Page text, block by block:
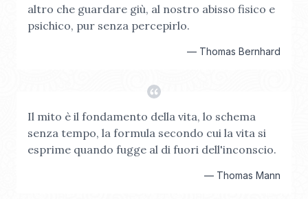
altro che guardare giù, al nostro abisso fisico e
psichico, pur senza percepirlo.
— Thomas Bernhard
Il mito è il fondamento della vita, lo schema
senza tempo, la formula secondo cui la vita si
esprime quando fugge al di fuori dell'inconscio.
— Thomas Mann